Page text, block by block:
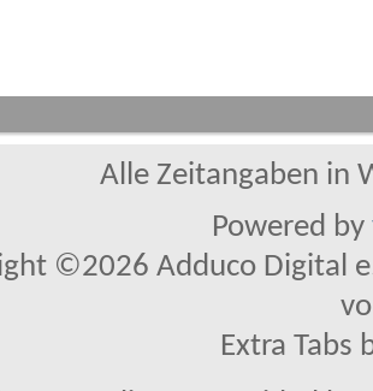
Alle Zeitangaben in
Powered by
©2026 Adduco Digital
Extra Tabs